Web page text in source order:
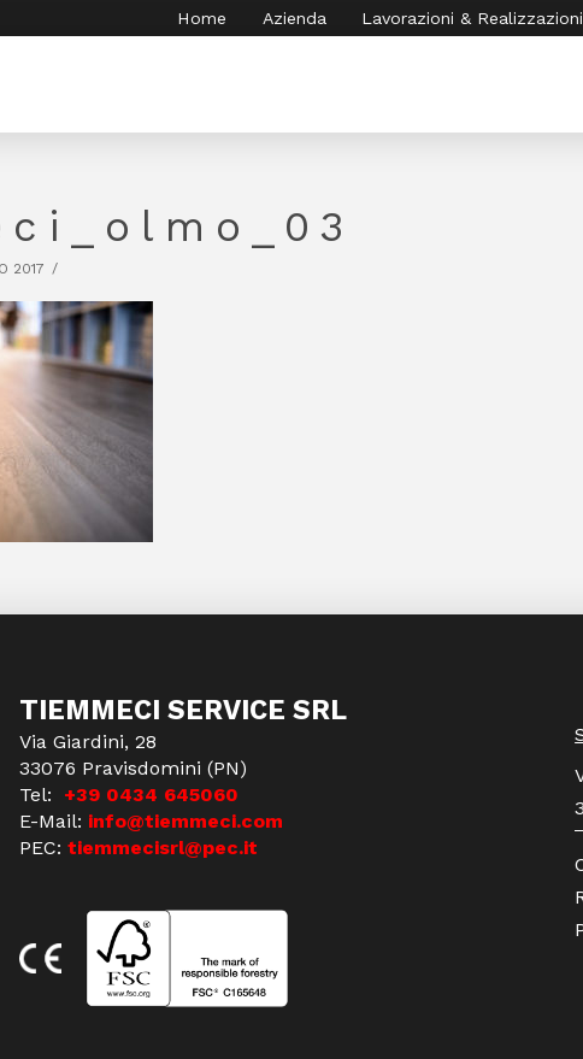
Home Azienda Lavorazioni & Realizzazioni
2017
TIEMMECI SERVICE SRL
Via Giardini, 28
33076 Pravisdomini (PN)
Tel:
+39 0434 645060
E-Mail: info@tiemmeci.com
PEC: tiemmecisrl@pec.it